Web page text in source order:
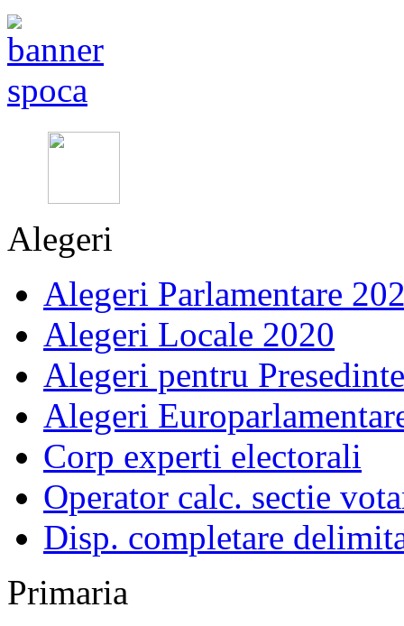
Alegeri
Alegeri Parlamentare
Alegeri Locale 2020
Alegeri pentru
Alegeri
Corp experti electorali
Operator calc. sectie
Disp. completare
Primaria